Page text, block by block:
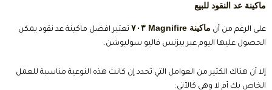
ماكينة عد النقود للبيع
على الرغم من أن ماكينة Magnifire ٧٠٣
تعتبر افضل ماكينة عد نقود يمكن
الحصول عليها اليوم عبر بيزنس فاليو سوليوشن.
إلا أن هناك الكثير من العوامل التي تحدد إن كانت هذه النوعية مناسبة للعمل
الخاص بك أم لا وهي كالآتي: